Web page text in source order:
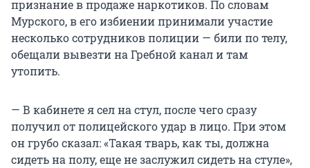
признание в продаже наркотиков. По словам
Мурского, в его избиении принимали участие
несколько сотрудников полиции — били по телу,
обещали вывезти на Гребной канал и там
утопить.
— В кабинете я сел на стул, после чего сразу
получил от полицейского удар в лицо. При этом
он грубо сказал: «Такая тварь, как ты, должна
сидеть на полу, еще не заслужил сидеть на стуле»,